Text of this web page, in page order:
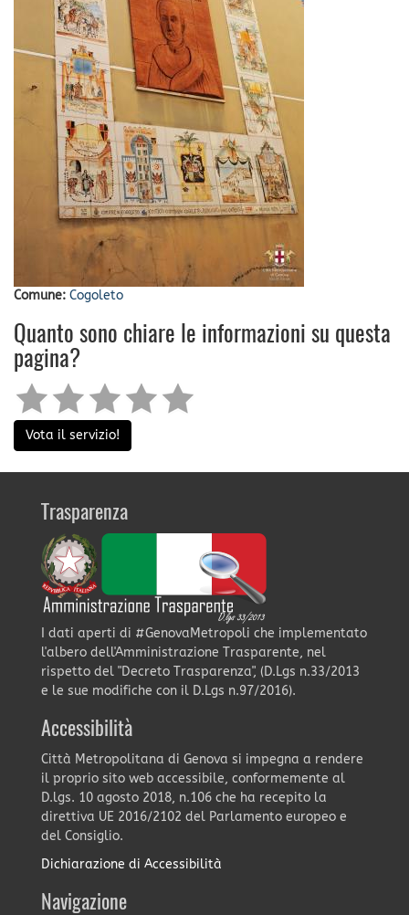
Comune: Cogoleto
Quanto sono chiare le informazioni su questa
pagina?
Vota il servizio!
Trasparenza
I dati aperti di #GenovaMetropoli che implementato
l'albero dell'Amministrazione Trasparente, nel
rispetto del "Decreto Trasparenza", (D.Lgs n.33/2013
e le sue modifiche con il D.Lgs n.97/2016).
Accessibilità
Città Metropolitana di Genova si impegna a rendere
il proprio sito web accessibile, conformemente al
D.lgs. 10 agosto 2018, n.106 che ha recepito la
direttiva UE 2016/2102 del Parlamento europeo e
del Consiglio.
Dichiarazione di Accessibilità
Navigazione